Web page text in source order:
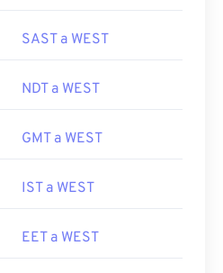
SAST a WEST
NDT a WEST
GMT a WEST
IST a WEST
EET a WEST